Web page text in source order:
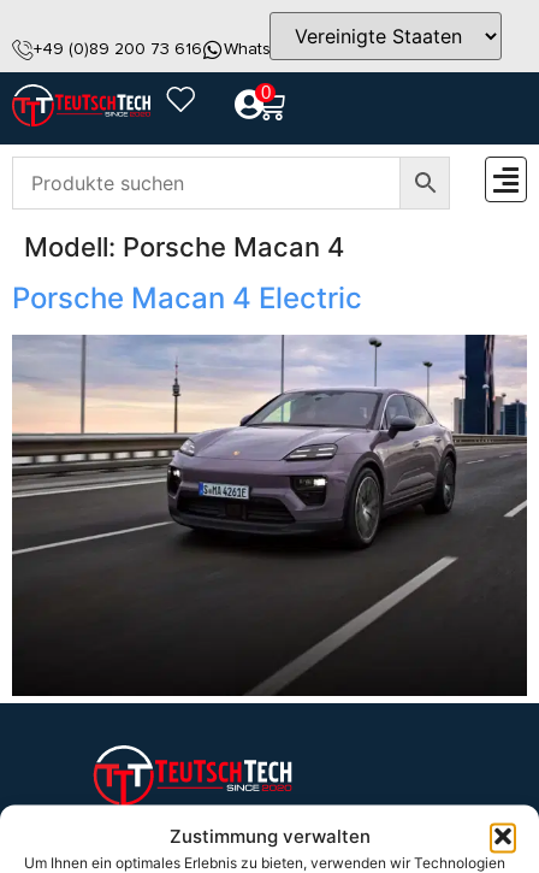
Zustimmung verwalten
Um Ihnen ein optimales Erlebnis zu bieten, verwenden wir Technologien
+49 (0)89 200 73 616 WhatsApp info@teutschtech.com
0
Modell: Porsche Macan 4
Porsche Macan 4 Electric
erneuerbaren Energien. Auf unserer Homepage findest du eine ausführliche
Übersicht über unsere Produkte und Dienstleistungen.